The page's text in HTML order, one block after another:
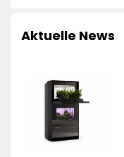
Aktuelle News